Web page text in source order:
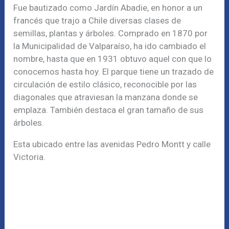
Fue bautizado como Jardín Abadie, en honor a un
francés que trajo a Chile diversas clases de
semillas, plantas y árboles. Comprado en 1870 por
la Municipalidad de Valparaíso, ha ido cambiado el
nombre, hasta que en 1931 obtuvo aquel con que lo
conocemos hasta hoy. El parque tiene un trazado de
circulación de estilo clásico, reconocible por las
diagonales que atraviesan la manzana donde se
emplaza. También destaca el gran tamaño de sus
árboles.
Esta ubicado entre las avenidas Pedro Montt y calle
Victoria.